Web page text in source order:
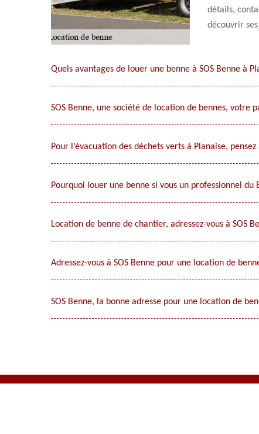
détails,
découvrir
Quels avantages de louer une benne à SOS Benne à
SOS Benne, une société de location de bennes, votre
Pour l’évacuation des déchets verts à Planaise,
Pourquoi louer une benne si vous un professionnel du
Location de benne de chantier, adressez-vous à SOS
Adressez-vous à SOS Benne pour une location de
SOS Benne, la bonne adresse pour une location de